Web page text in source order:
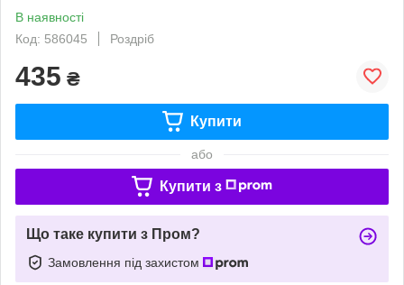
В наявності
Код: 586045
Роздріб
435 ₴
Купити
або
Купити з
Що таке купити з Пром?
Замовлення під захистом